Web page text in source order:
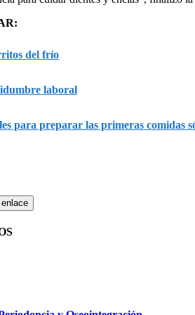
del frío
laboral
para preparar las primeras comidas